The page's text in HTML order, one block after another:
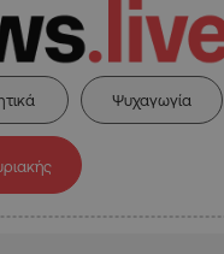
Ψυχαγωγία